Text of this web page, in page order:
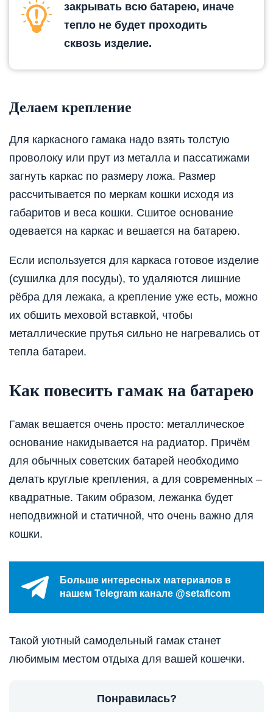
закрывать всю батарею, иначе
тепло не будет проходить
сквозь изделие.
Делаем крепление
Для каркасного гамака надо взять толстую
проволоку или прут из металла и пассатижами
загнуть каркас по размеру ложа. Размер
рассчитывается по меркам кошки исходя из
габаритов и веса кошки. Сшитое основание
одевается на каркас и вешается на батарею.
Если используется для каркаса готовое изделие
(сушилка для посуды), то удаляются лишние
рёбра для лежака, а крепление уже есть, можно
их обшить меховой вставкой, чтобы
металлические прутья сильно не нагревались от
тепла батареи.
Как повесить гамак на батарею
Гамак вешается очень просто: металлическое
основание накидывается на радиатор. Причём
для обычных советских батарей необходимо
делать круглые крепления, а для современных –
квадратные. Таким образом, лежанка будет
неподвижной и статичной, что очень важно для
кошки.
Больше интересных материалов в
нашем Telegram канале @setaficom
Такой уютный самодельный гамак станет
любимым местом отдыха для вашей кошечки.
Понравилась?